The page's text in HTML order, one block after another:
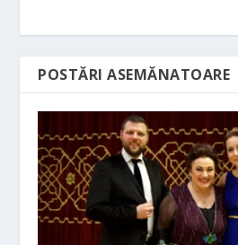
POSTĂRI ASEMĂNATOARE